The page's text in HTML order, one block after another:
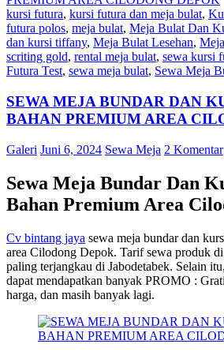
kursi futura, kursi futura dan meja bulat,
futura polos, meja bulat, Meja Bulat Dan
dan kursi tiffany, Meja Bulat Lesehan,
scriting gold, rental meja bulat, sewa kursi
Futura Test, sewa meja bulat, Sewa Meja
SEWA MEJA BUNDAR DAN
BAHAN PREMIUM AREA
Galeri Juni 6, 2024 Sewa Meja 2 Komentar
Sewa Meja Bundar Dan
Bahan Premium Area
Cv bintang jaya sewa meja bundar dan
area Cilodong Depok. Tarif sewa produk
paling terjangkau di Jabodetabek. Selain
dapat mendapatkan banyak PROMO :
harga, dan masih banyak lagi.